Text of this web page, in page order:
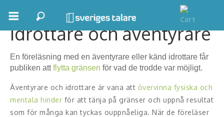
Boka ett möte
Samhällsnytta
Inspiration
Inspirerande Föreläsare
Idrottare och äventyrare
En föreläsning med en äventyrare eller känd idrottare får
publiken attflytta gränsen för vad de trodde var möjligt.
Äventyrare och idrottare är vana att övervinna fysiska och
mentala hinder för att tänja på gränser och uppnå resultat
som för många kan tyckas ouppnåeliga. När de föreläser